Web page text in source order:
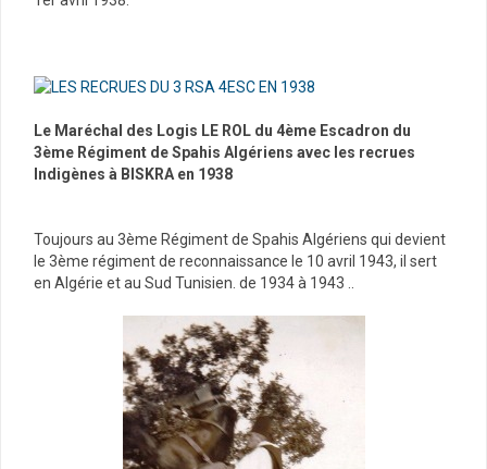
Le Maréchal des Logis LE ROL du 4ème Escadron du
3ème Régiment de Spahis Algériens avec les recrues
Indigènes à BISKRA en 1938
Toujours au 3ème Régiment de Spahis Algériens qui devient
le 3ème régiment de reconnaissance le 10 avril 1943, il sert
en Algérie et au Sud Tunisien. de 1934 à 1943 ..